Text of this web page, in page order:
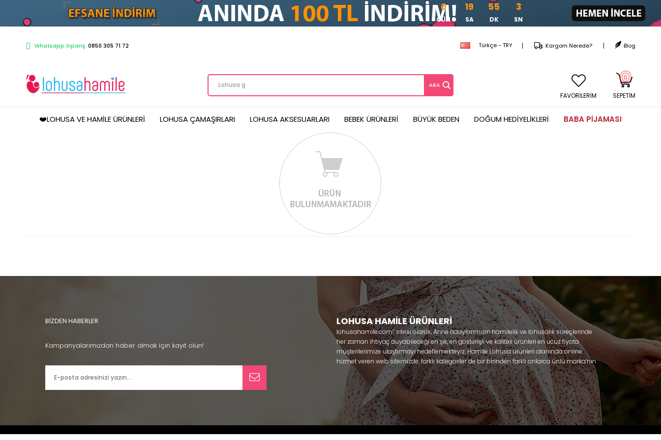
0
GÜN
19
SA
55
DK
3
SN
Whatsapp Sipariş: 0850 305 71 72 Türkçe - TRY Blog
Kargom Nerede?
SEPETIM
0
FAVORİLERİM
❤️LOHUSA VE HAMILE ÜRÜNLERI LOHUSA ÇAMAŞIRLARI LOHUSA AKSESUARLARI BEBEK ÜRÜNLERI BÜYÜK BEDEN DOĞUM HEDIYELIKLERI BABA PIJAMASI
BİZDEN HABERLER
Kampanyalarımızdan haber almak için kayıt olun!
LOHUSA HAMİLE ÜRÜNLERİ
lohusahamile.com’’ sitesi olarak, Anne adaylarımızın hamilelik ve lohusalık süreçlerinde
her zaman ihtiyaç duyabileceği en şık, en gösterişli ve kaliteli ürünleri en ucuz fiyata
müşterilerimize ulaştırmayı hedeflemekteyiz. Hamile Lohusa ürünleri alanında online
hizmet veren web sitemizde, farklı kategoriler de bir birinden farklı onlarca ünlü marka’nın
ürünlerine sadece bir tık uzaklıkta olacaksınız. Hem hamilelik öncesi hem doğum sonrası
kullanabileceğiniz ürünler ile gebelik döneminizi huzur içinde geçirmenize yardımcı
olmaya çalışmaktayız. Annelerimizin ihtiyaç duydukları lohusa pijama, lohusa gecelik,
lohusa sabahlık, hamile pijama, hamile gecelik, Emzirme sütyeni, Emzirme atleti, Lohusa
taç ve terlik gibi ürünleri bir çok model seçenekleriyle bir birinden güzel kombinler
yaparak güven içinde satın alabiliriniz. Sitemiz üzerinden satın alabileceğiniz;Effortt